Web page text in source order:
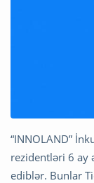
“INNOLAND”
rezidentləri 6 ay
ediblər. Bunlar